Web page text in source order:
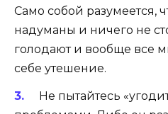
Само собой разумеется,
надуманы и ничего не
голодают и вообще все
себе утешение.
Не пытайтесь